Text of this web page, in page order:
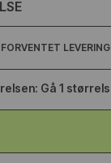
FORVENTET
Gå 1